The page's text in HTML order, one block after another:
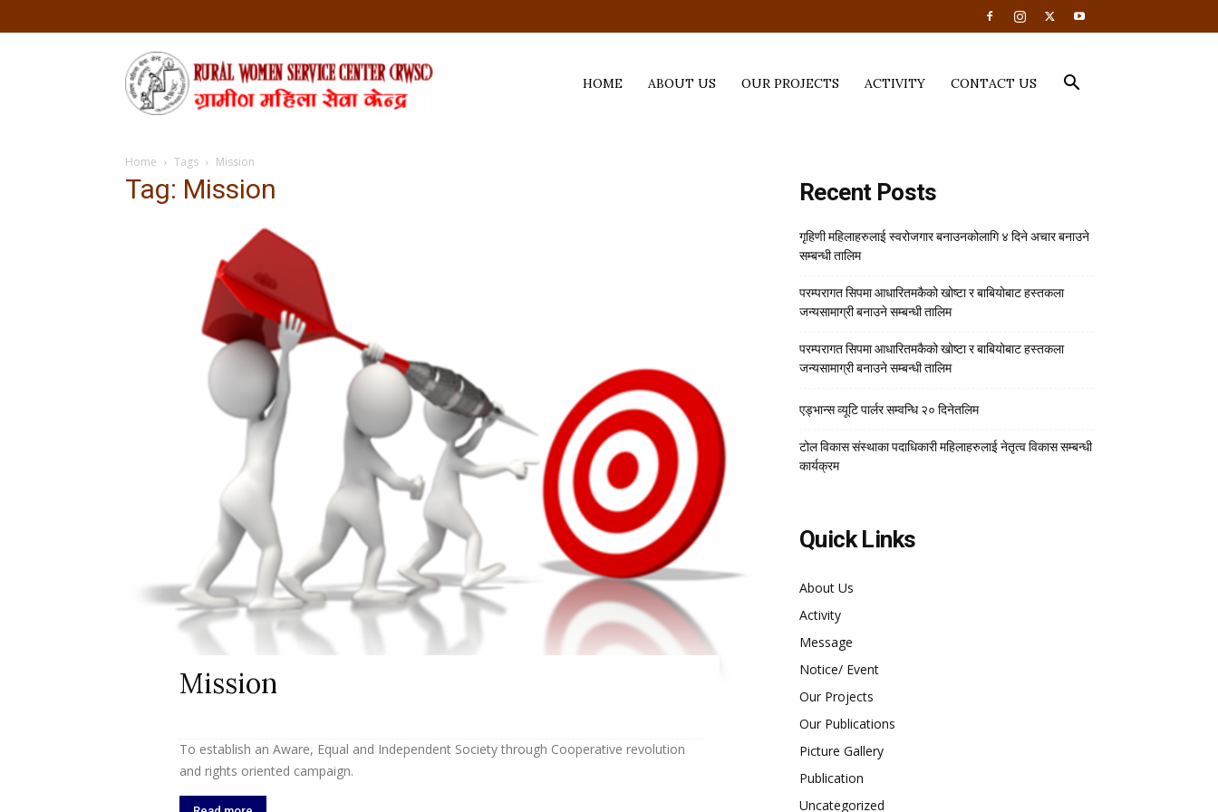
HOME ABOUT US OUR PROJECTS ACTIVITY CONTACT US
Home Tags Mission
Tag: Mission
Mission
To establish an Aware, Equal and Independent Society through Cooperative revolution
and rights oriented campaign.
Recent Posts
गृहिणी महिलाहरुलाई स्वरोजगार बनाउनकोलागि ४ दिने अचार बनाउने
सम्बन्धी तालिम
परम्परागत सिपमा आधारितमकैको खोष्टा र बाबियोबाट हस्तकला
जन्यसामाग्री बनाउने सम्बन्धी तालिम
परम्परागत सिपमा आधारितमकैको खोष्टा र बाबियोबाट हस्तकला
जन्यसामाग्री बनाउने सम्बन्धी तालिम
एड्भान्स व्यूटि पार्लर सम्वन्धि २० दिनेतलिम
टोल विकास संस्थाका पदाधिकारी महिलाहरुलाई नेतृत्व विकास सम्बन्धी
कार्यक्रम
Quick Links
About Us
Activity
Message
Notice/ Event
Our Projects
Our Publications
Picture Gallery
Publication
Uncategorized